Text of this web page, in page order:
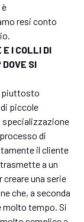
resi conto
I COLLI DI
SI
piuttosto
piccole
specializzazione
di
il cliente
a un
creare una serie
che, a seconda
molto tempo. Si